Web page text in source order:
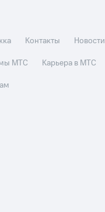
Контакты Новости
МТС
Карьера в МТС